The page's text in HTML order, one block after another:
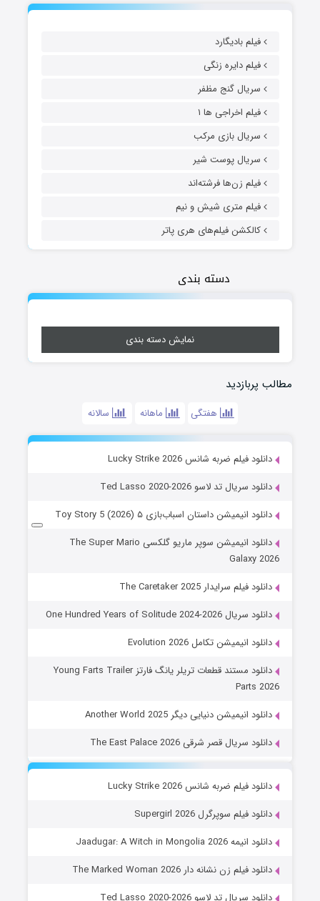
فیلم بادیگارد
فیلم دایره زنگی
سریال گنج مظفر
فیلم اخراجی ها ۱
سریال بازی مرکب
سریال پوست شیر
فیلم زن‌ها فرشته‌اند
فیلم متری شیش و نیم
کالکشن فیلم‌های هری پاتر
دسته بندی
نمایش دسته بندی
مطالب پربازدید
هفتگی ماهانه سالانه
دانلود فیلم ضربه شانس Lucky Strike 2026
دانلود سریال تد لاسو Ted Lasso 2020-2026
دانلود انیمیشن داستان اسباب‌بازی ۵ Toy Story 5 (2026)
دانلود انیمیشن سوپر ماریو گلکسی The Super Mario
Galaxy 2026
دانلود فیلم سرایدار The Caretaker 2025
دانلود سریال One Hundred Years of Solitude 2024-2026
دانلود انیمیشن تکامل Evolution 2026
دانلود مستند قطعات تریلر یانگ فارتز Young Farts Trailer
Parts 2026
دانلود انیمیشن دنیایی دیگر Another World 2025
دانلود سریال قصر شرقی The East Palace 2026
دانلود فیلم ضربه شانس Lucky Strike 2026
دانلود فیلم سوپرگرل Supergirl 2026
دانلود انیمه Jaadugar: A Witch in Mongolia 2026
دانلود فیلم زن نشانه دار The Marked Woman 2026
دانلود سریال تد لاسو Ted Lasso 2020-2026